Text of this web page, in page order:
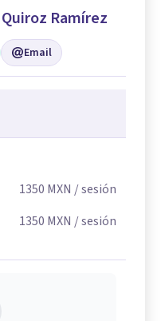
Ramírez
Email
1350 MXN / sesión
1350 MXN / sesión